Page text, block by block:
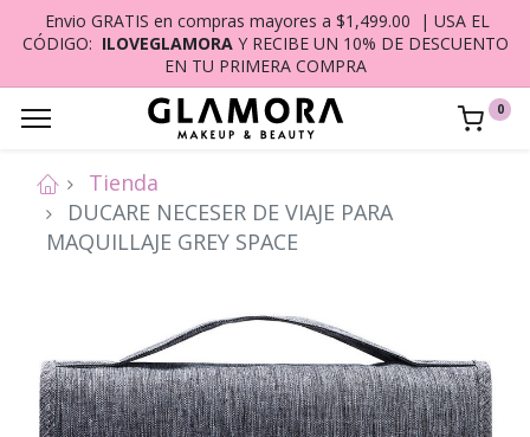
Envio GRATIS en compras mayores a $1,499.00 | USA EL
CÓDIGO: ILOVEGLAMORA Y RECIBE UN 10% DE DESCUENTO
EN TU PRIMERA COMPRA
0
Tienda
DUCARE NECESER DE VIAJE PARA
MAQUILLAJE GREY SPACE